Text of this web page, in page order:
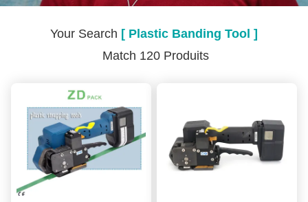
Your Search [ Plastic Banding Tool ]
Match 120 Produits